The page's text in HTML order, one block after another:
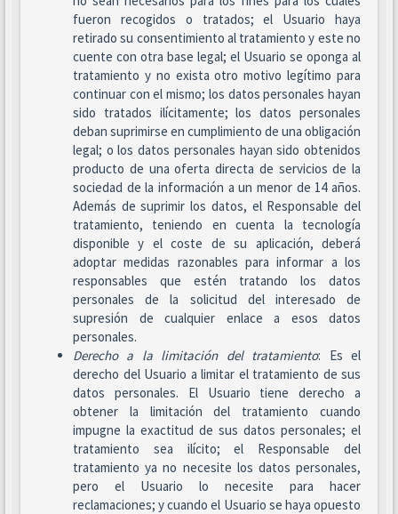
fueron recogidos o tratados; el Usuario haya
retirado su consentimiento al tratamiento y este no
cuente con otra base legal; el Usuario se oponga al
tratamiento y no exista otro motivo legítimo para
continuar con el mismo; los datos personales hayan
sido tratados ilícitamente; los datos personales
deban suprimirse en cumplimiento de una obligación
legal; o los datos personales hayan sido obtenidos
producto de una oferta directa de servicios de la
sociedad de la información a un menor de 14 años.
Además de suprimir los datos, el Responsable del
tratamiento, teniendo en cuenta la tecnología
disponible y el coste de su aplicación, deberá
adoptar medidas razonables para informar a los
responsables que estén tratando los datos
personales de la solicitud del interesado de
supresión de cualquier enlace a esos datos
personales.
Derecho a la limitación del tratamiento: Es el
derecho del Usuario a limitar el tratamiento de sus
datos personales. El Usuario tiene derecho a
obtener la limitación del tratamiento cuando
impugne la exactitud de sus datos personales; el
tratamiento sea ilícito; el Responsable del
tratamiento ya no necesite los datos personales,
pero el Usuario lo necesite para hacer
reclamaciones; y cuando el Usuario se haya opuesto